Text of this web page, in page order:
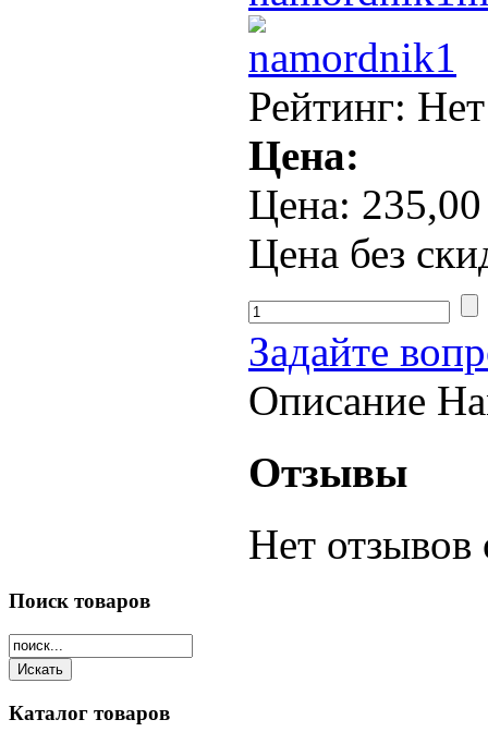
Рейтинг:
Цена:
Цена:
Цена без
Задайте
Описание
Отзывы
Нет отзывов
Поиск товаров
Каталог товаров